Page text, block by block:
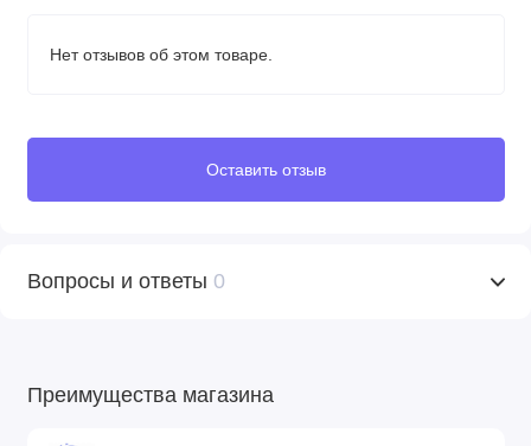
Нет отзывов об этом товаре.
Оставить отзыв
Вопросы и ответы 0
Преимущества магазина